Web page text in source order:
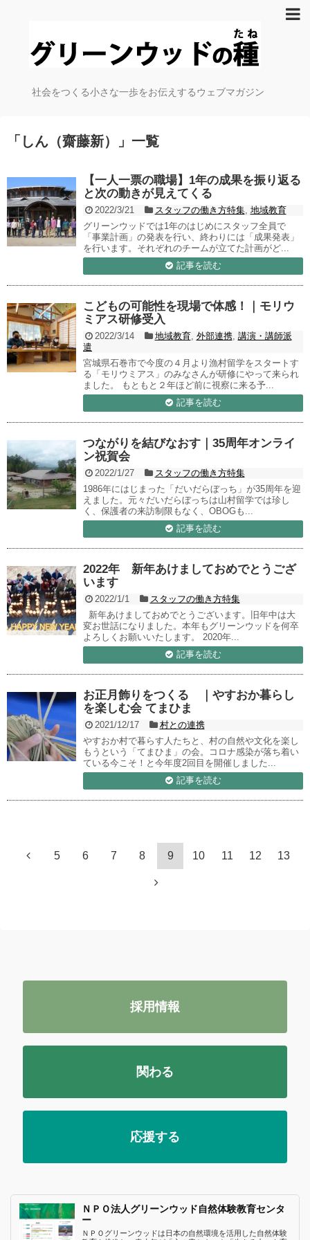
社会をつくる小さな一歩をお伝えするウェブマガジン
「 しん（齋藤新） 」 一覧
【一人一票の職場】1年の成果を振り返る
と次の動きが見えてくる
2022/3/21 スタッフの働き方特集, 地域教育
グリーンウッドでは1年のはじめにスタッフ全員で
「事業計画」の発表を行い、終わりには「成果発表」
を行います。それぞれのチームが立てた計画がど...
記事を読む
こどもの可能性を現場で体感！｜モリウ
ミアス研修受入
2022/3/14 地域教育, 外部連携, 講演・講師派
遣
宮城県石巻市で今度の４月より漁村留学をスタートす
る「モリウミアス」のみなさんが研修にやって来られ
ました。 もともと２年ほど前に視察に来る予...
記事を読む
つながりを結びなおす｜35周年オンライ
ン祝賀会
2022/1/27
スタッフの働き方特集
1986年にはじまった「だいだらぼっち」が35周年を迎
えました。元々だいだらぼっちは山村留学では珍し
く、保護者の来訪制限もなく、OBOGも...
記事を読む
2022年 新年あけましておめでとうござ
います
2022/1/1
スタッフの働き方特集
新年あけましておめでとうございます。旧年中は大
変お世話になりました。本年もグリーンウッドを何卒
よろしくお願いいたします。 2020年...
記事を読む
お正月飾りをつくる ｜やすおか暮らし
を楽しむ会 てまひま
2021/12/17
村との連携
やすおか村で暮らす人たちと、村の自然や文化を楽し
もうという「てまひま」の会。コロナ感染が落ち着い
ている今こそ！と今年度2回目を開催しました...
記事を読む
5 6 7 8 9 10 11 12 13
採用情報
関わる
応援する
ＮＰＯ法人グリーンウッド自然体験教育センタ
ー
ＮＰＯグリーンウッドは日本の自然環境を活用した自然体験